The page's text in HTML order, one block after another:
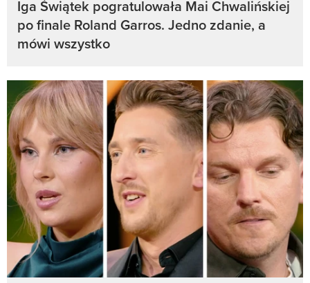
Iga Świątek pogratulowała Mai Chwalińskiej
po finale Roland Garros. Jedno zdanie, a
mówi wszystko